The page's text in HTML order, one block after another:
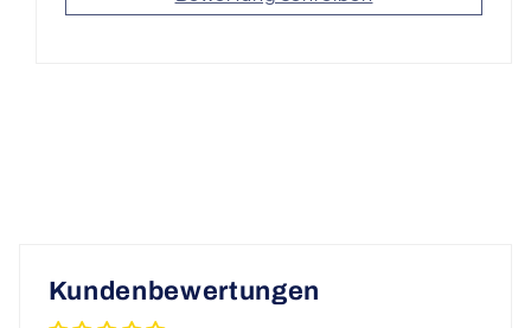
Kundenbewertungen